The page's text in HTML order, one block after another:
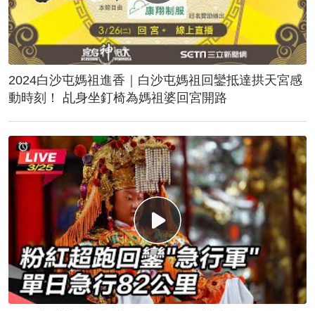
2024白沙屯媽祖進香｜白沙屯媽祖回鑾抵達拱天宮感
動時刻！ 乩身坐釘椅為媽祖婆回宮開路